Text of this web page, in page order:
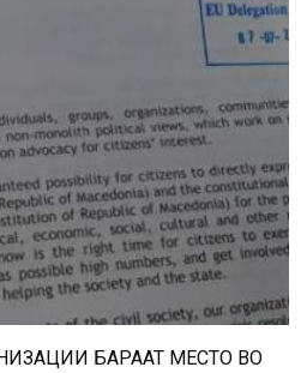
БАРААТ МЕСТО ВО